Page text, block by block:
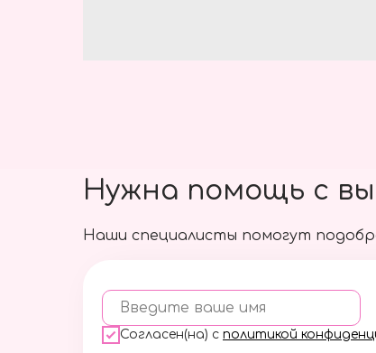
Наши специалисты помогут
Введите ваше имя
Согласен(на) с политикой
Нужна помощь с